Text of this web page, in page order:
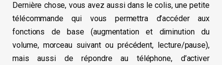
Dernière chose, vous avez aussi dans le colis, une petite
télécommande qui vous permettra d’accéder aux
fonctions de base (augmentation et diminution du
volume, morceau suivant ou précédent, lecture/pause),
mais aussi de répondre au téléphone, d’activer